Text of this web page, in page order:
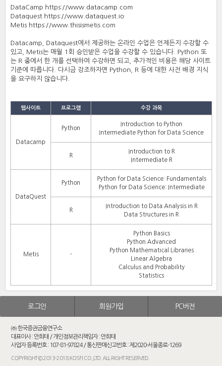
DataCamp https://www.datacamp.com
Dataquest https://www.dataquest.io
Metis https://www.thisismetis.com
Datacamp, Dataquest에서 제공하는 온라인 수업은 언제든지 수강할 수
있고, Metis는 매월 1회 승인받은 수업을 수강할 수 있습니다. Python 또
는 R 중에서 한 개를 선택하여 수강하면 되고, 추가적인 비용은 해당 사이트
기준에 따릅니다. 다시금 강조하자면 Python, R 등에 대한 사전 배경 지식
을 요구하지 않습니다.
웹사이트 프로그램 수강 과목
Datacamp
Python
Introduction to Python
Intermediate Python for Data Science
R
Introduction to R
Intermediate R
DataQuest
Python
Python for Data Science: Fundamentals
Python for Data Science: Intermediate
R
Introduction to Data Analysis in R
Data Structures in R
Metis -
Python Basics
Python Advanced
Python Mathematical Libraries
Linear Algebra
Calculus and Probability
Statistics
로그인 회원가입 PC버전
㈜ 한국증권금융연구소
대표이사 : 안희태 / 개인정보관리책임자 : 안희태
사업자 등록번호 : 107-81-97824 / 통신판매신고번호 : 제2020-서울종로-1269
COPYRIGHT © 2013-2018 KOSFI CO.,LTD. ALL RIGHT RESERVED.